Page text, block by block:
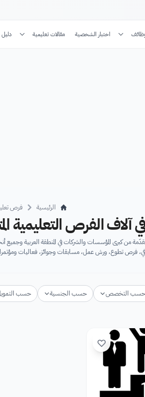
اختبار الشخصية مقالات تعليمية
الرئيسية فرص
آلاف الفرص التعليمية
من كبرى المؤسسات والشركات في المنطقة العربية
فرص تطوع، ورش عمل، مسابقات وجوائز، فعاليات
حسب التخصص حسب الجنسية حسب